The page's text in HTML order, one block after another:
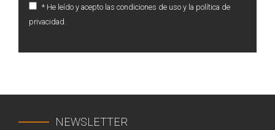
* He leído y acepto las condiciones de uso y la política de
privacidad.
NEWSLETTER